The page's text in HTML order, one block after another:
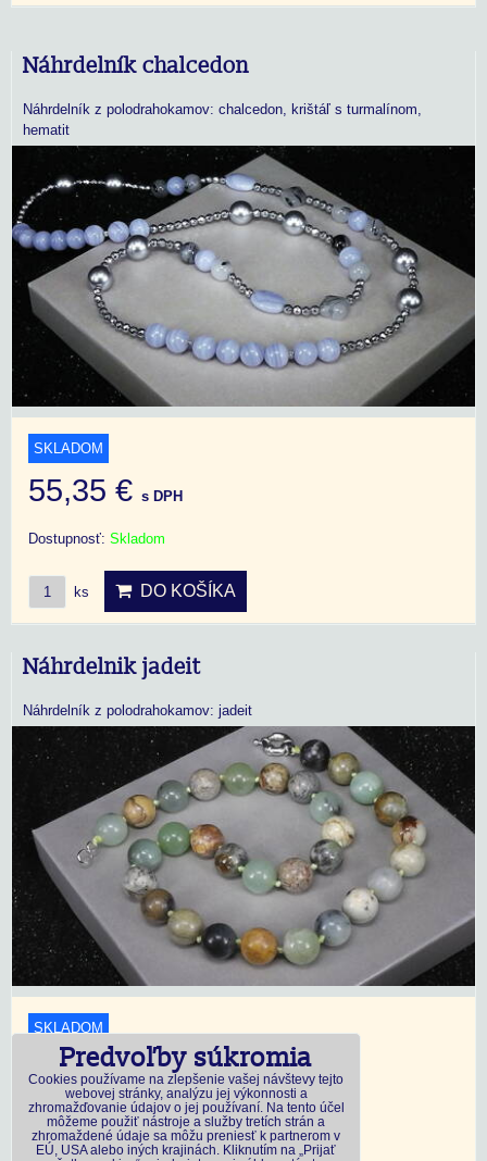
Náhrdelník chalcedon
Náhrdelník z polodrahokamov: chalcedon, krištáľ s turmalínom,
hematit
SKLADOM
55,35 € s DPH
Dostupnosť: Skladom
ks DO KOŠÍKA
Náhrdelnik jadeit
Náhrdelník z polodrahokamov: jadeit
SKLADOM
18,45 €s DPH
Dostupnosť:Skladom
Predvoľby súkromia
Cookies používame na zlepšenie vašej návštevy tejto
webovej stránky, analýzu jej výkonnosti a
zhromažďovanie údajov o jej používaní. Na tento účel
môžeme použiť nástroje a služby tretích strán a
zhromaždené údaje sa môžu preniesť k partnerom v
EÚ, USA alebo iných krajinách. Kliknutím na „Prijať